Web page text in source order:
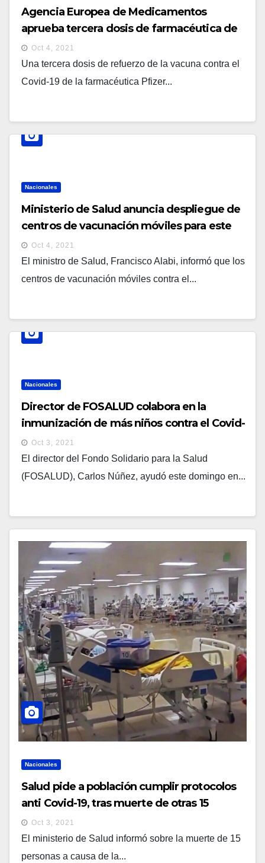
Agencia Europea de Medicamentos
aprueba tercera dosis de farmacéutica de
Pfizer
Oct 4, 2021
Una tercera dosis de refuerzo de la vacuna contra el
Covid-19 de la farmacéutica Pfizer...
Nacionales
Ministerio de Salud anuncia despliegue de
centros de vacunación móviles para este
lunes 4 de octubre
Oct 4, 2021
El ministro de Salud, Francisco Alabi, informó que los
centros de vacunación móviles contra el...
Nacionales
Director de FOSALUD colabora en la
inmunización de más niños contra el Covid-
19Oct 3, 2021
El director del Fondo Solidario para la Salud
(FOSALUD), Carlos Núñez, ayudó este domingo en...
Nacionales
Salud pide a población cumplir protocolos
anti Covid-19, tras muerte de otras 15
personas por esa enfermedad
Oct 3, 2021
El ministerio de Salud informó sobre la muerte de 15
personas a causa de la...